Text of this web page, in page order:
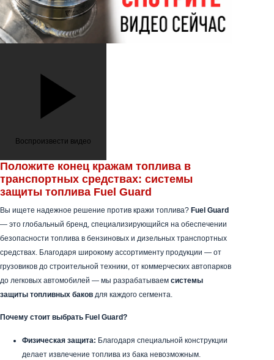
Воспроизвести видео
Положите конец кражам топлива в
транспортных средствах: системы
защиты топлива Fuel Guard
Вы ищете надежное решение против кражи топлива?
— это глобальный бренд, специализирующийся на обеспечении
безопасности топлива в бензиновых и дизельных транспортных
грузовиков до строительной техники, от коммерческих автопарков
до легковых автомобилей — мы разрабатываемсистемы
защиты топливных баковдля каждого сегмента.